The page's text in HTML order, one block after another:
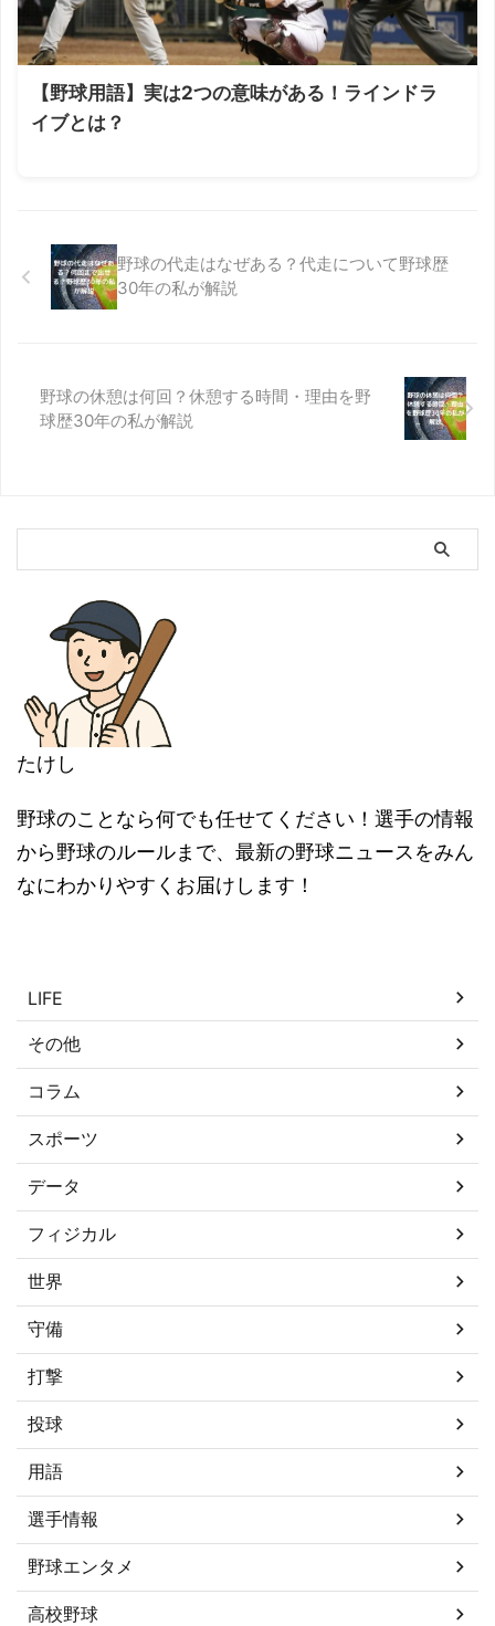
【野球用語】実は2つの意味がある！ラインドラ
イブとは？
野球の代走はなぜある？代走について野球歴
30年の私が解説
野球の休憩は何回？休憩する時間・理由を野
球歴30年の私が解説
たけし
野球のことなら何でも任せてください！選手の情報
から野球のルールまで、最新の野球ニュースをみん
なにわかりやすくお届けします！
LIFE
その他
コラム
スポーツ
データ
フィジカル
世界
守備
打撃
投球
用語
選手情報
野球エンタメ
高校野球